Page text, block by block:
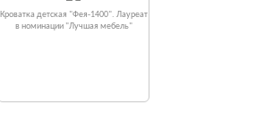
Кроватка детская "Фея-1400". Лауреат
в номинации "Лучшая мебель"